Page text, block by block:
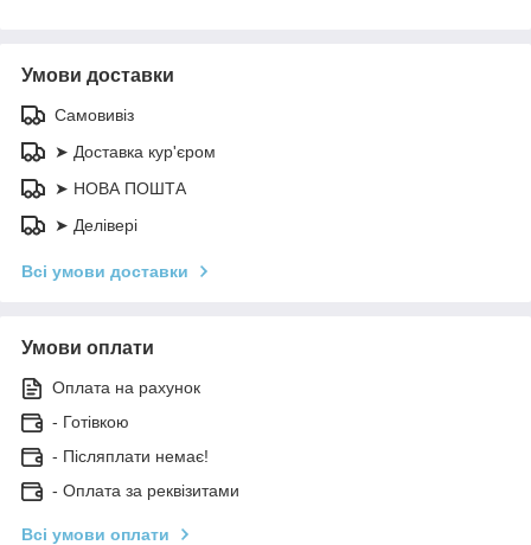
Умови доставки
Самовивіз
➤ Доставка кур'єром
➤ НОВА ПОШТА
➤ Делівері
Всі умови доставки
Умови оплати
Оплата на рахунок
- Готівкою
- Післяплати немає!
- Оплата за реквізитами
Всі умови оплати